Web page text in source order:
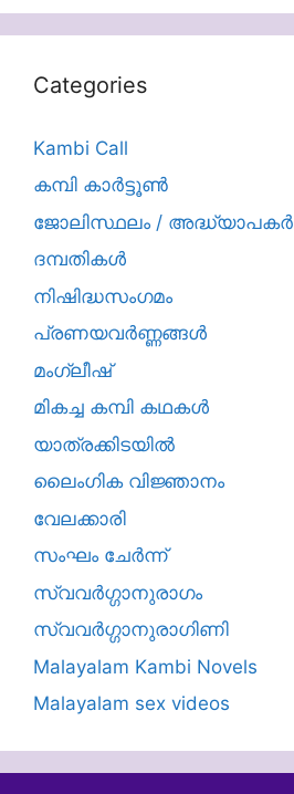
Categories
Kambi Call
കമ്പി കാർട്ടൂൺ
ജോലിസ്ഥലം / അദ്ധ്യാപകർ
ദമ്പതികള്‍
നിഷിദ്ധസംഗമം
പ്രണയവർണ്ണങ്ങൾ
മംഗ്ലീഷ്
മികച്ച കമ്പി കഥകൾ
യാത്രക്കിടയില്‍
ലൈംഗിക വിജ്ഞാനം
വേലക്കാരി
സംഘം ചേർന്ന്
സ്വവർഗ്ഗാനുരാഗം
സ്വവർഗ്ഗാനുരാഗിണി
Malayalam Kambi Novels
Malayalam sex videos